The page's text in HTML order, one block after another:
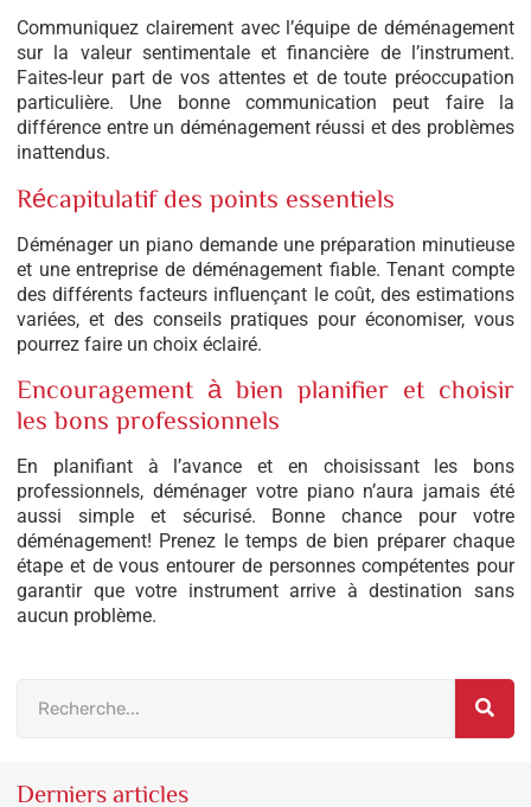
Communiquez clairement avec l’équipe de déménagement
sur la valeur sentimentale et financière de l’instrument.
Faites-leur part de vos attentes et de toute préoccupation
particulière. Une bonne communication peut faire la
différence entre un déménagement réussi et des problèmes
inattendus.
Récapitulatif des points essentiels
Déménager un piano demande une préparation minutieuse
et une entreprise de déménagement fiable. Tenant compte
des différents facteurs influençant le coût, des estimations
variées, et des conseils pratiques pour économiser, vous
pourrez faire un choix éclairé.
Encouragement à bien planifier et choisir
les bons professionnels
En planifiant à l’avance et en choisissant les bons
professionnels, déménager votre piano n’aura jamais été
aussi simple et sécurisé. Bonne chance pour votre
déménagement! Prenez le temps de bien préparer chaque
étape et de vous entourer de personnes compétentes pour
garantir que votre instrument arrive à destination sans
aucun problème.
Derniers articles